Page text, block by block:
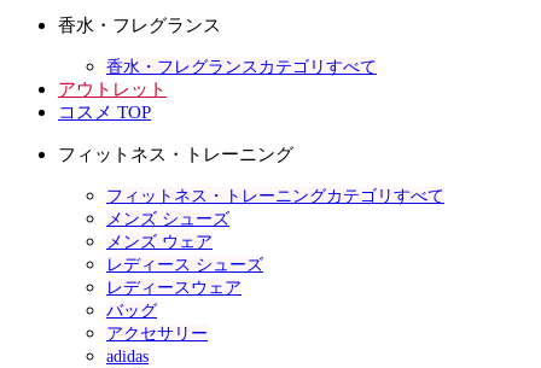
香水・フレグランス
香水・フレグランスカテゴリすべて
アウトレット
コスメ TOP
フィットネス・トレーニング
フィットネス・トレーニングカテゴリすべて
メンズ シューズ
メンズ ウェア
レディース シューズ
レディースウェア
バッグ
アクセサリー
adidas